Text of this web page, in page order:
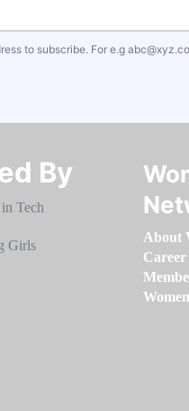
to subscribe. For e.g
By​​​​​​​
About